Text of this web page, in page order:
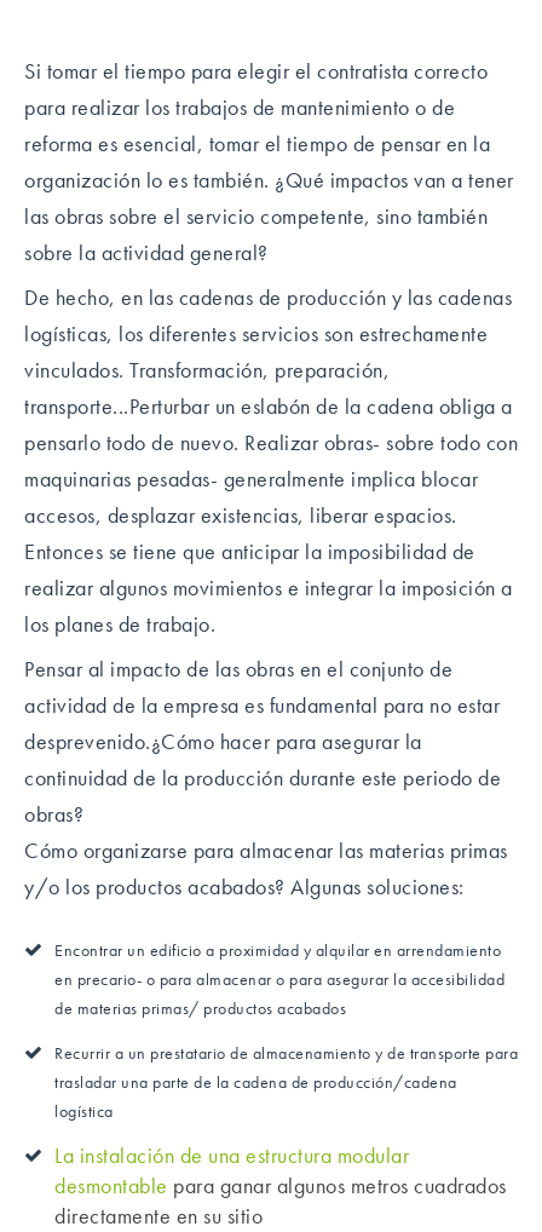
Si tomar el tiempo para elegir el contratista correcto
para realizar los trabajos de mantenimiento o de
reforma es esencial, tomar el tiempo de pensar en la
organización lo es también. ¿Qué impactos van a tener
las obras sobre el servicio competente, sino también
sobre la actividad general?
De hecho, en las cadenas de producción y las cadenas
logísticas, los diferentes servicios son estrechamente
vinculados. Transformación, preparación,
transporte...Perturbar un eslabón de la cadena obliga a
pensarlo todo de nuevo. Realizar obras- sobre todo con
maquinarias pesadas- generalmente implica blocar
accesos, desplazar existencias, liberar espacios.
Entonces se tiene que anticipar la imposibilidad de
realizar algunos movimientos e integrar la imposición a
los planes de trabajo.
Pensar al impacto de las obras en el conjunto de
actividad de la empresa es fundamental para no estar
desprevenido.¿Cómo hacer para asegurar la
continuidad de la producción durante este periodo de
obras?
Cómo organizarse para almacenar las materias primas
y/o los productos acabados? Algunas soluciones:
Encontrar un edificio a proximidad y alquilar en arrendamiento
en precario- o para almacenar o para asegurar la accesibilidad
de materias primas/ productos acabados
Recurrir a un prestatario de almacenamiento y de transporte para
trasladar una parte de la cadena de producción/cadena
logística
La instalación de una estructura modular
desmontable para ganar algunos metros cuadrados
directamente en su sitio